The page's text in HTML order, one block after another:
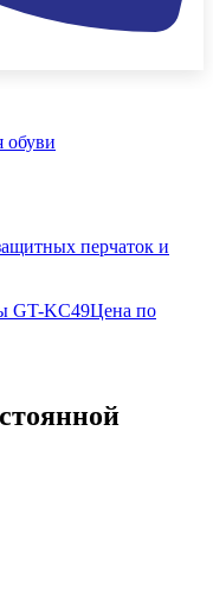
обуви
перчаток и
GT-KC49Цена по